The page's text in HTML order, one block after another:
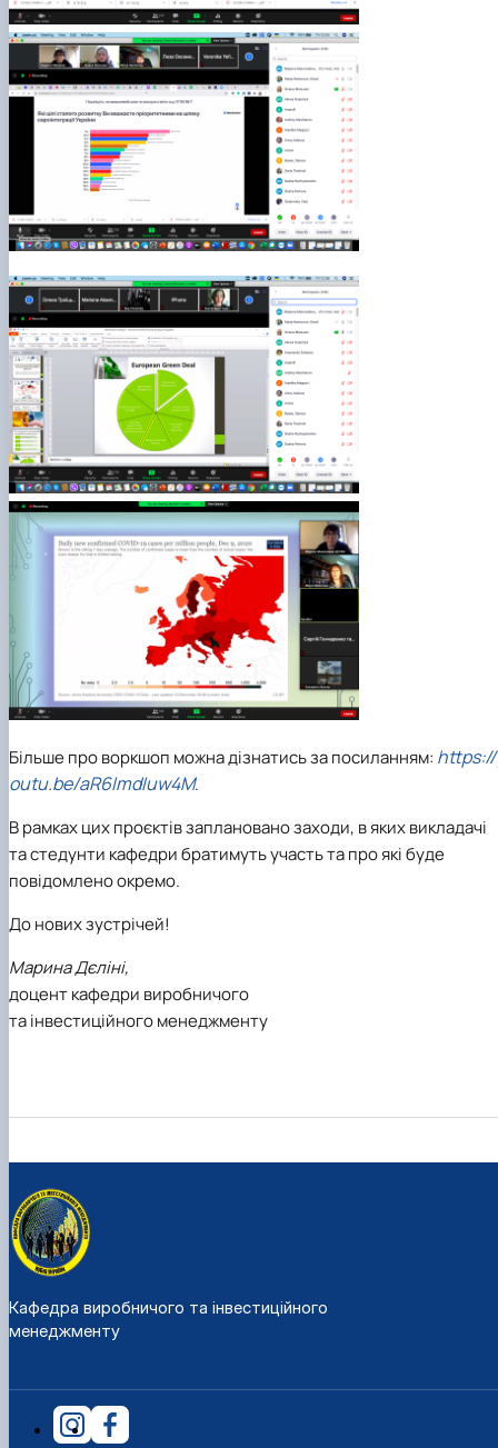
Більше про воркшоп можна дізнатись за посиланням:
outu.be/aR6ImdIuw4M.
В рамках цих проєктів заплановано заходи, в яких викладачі
та стедунти кафедри братимуть участь та про які буде
повідомлено окремо.
До нових зустрічей!
Марина Дєліні,
доцент кафедри виробничого
та інвестиційного менеджменту
Кафедра виробничого та інвестиційного
менеджменту